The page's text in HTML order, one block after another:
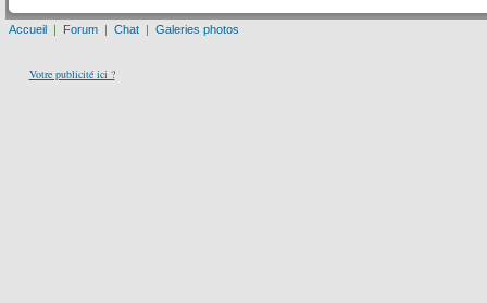
Accueil | Forum | Chat | Galeries photos
Votre publicité ici ?